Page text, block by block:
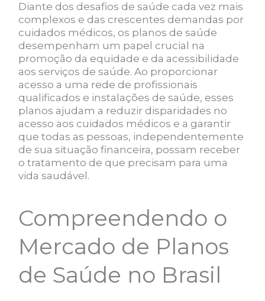
Diante dos desafios de saúde cada vez mais
complexos e das crescentes demandas por
cuidados médicos, os planos de saúde
desempenham um papel crucial na
promoção da equidade e da acessibilidade
aos serviços de saúde. Ao proporcionar
acesso a uma rede de profissionais
qualificados e instalações de saúde, esses
planos ajudam a reduzir disparidades no
acesso aos cuidados médicos e a garantir
que todas as pessoas, independentemente
de sua situação financeira, possam receber
o tratamento de que precisam para uma
vida saudável.
Compreendendo o
Mercado de Planos
de Saúde no Brasil